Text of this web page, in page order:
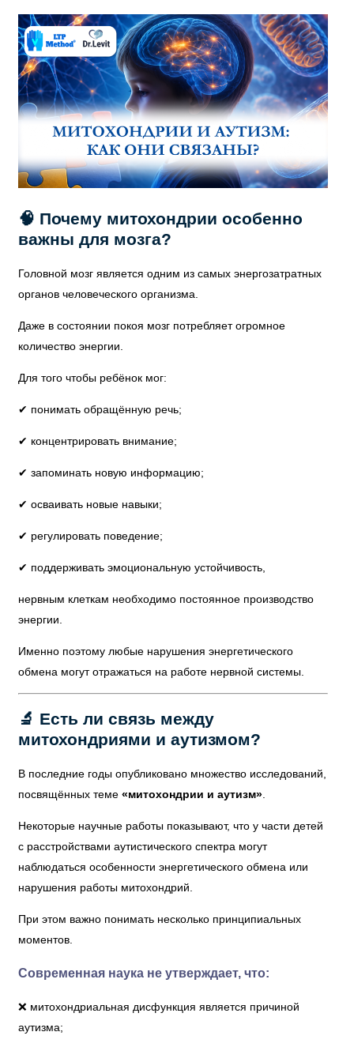
🧠 Почему митохондрии особенно
важны для мозга?
Головной мозг является одним из самых энергозатратных
органов человеческого организма.
Даже в состоянии покоя мозг потребляет огромное
количество энергии.
Для того чтобы ребёнок мог:
✔ понимать обращённую речь;
✔ концентрировать внимание;
✔ запоминать новую информацию;
✔ осваивать новые навыки;
✔ регулировать поведение;
✔ поддерживать эмоциональную устойчивость,
нервным клеткам необходимо постоянное производство
энергии.
Именно поэтому любые нарушения энергетического
обмена могут отражаться на работе нервной системы.
🔬 Есть ли связь между
митохондриями и аутизмом?
В последние годы опубликовано множество исследований,
посвящённых теме «митохондрии и аутизм»
Некоторые научные работы показывают, что у части детей
с расстройствами аутистического спектра могут
наблюдаться особенности энергетического обмена или
нарушения работы митохондрий.
При этом важно понимать несколько принципиальных
моментов.
Современная наука не утверждает, что:
❌ митохондриальная дисфункция является причиной
аутизма;